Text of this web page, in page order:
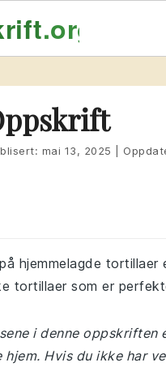
.org
mai 13, 2025
hjemmelagde
tortillaer som er
i denne
Hvis du ikke har